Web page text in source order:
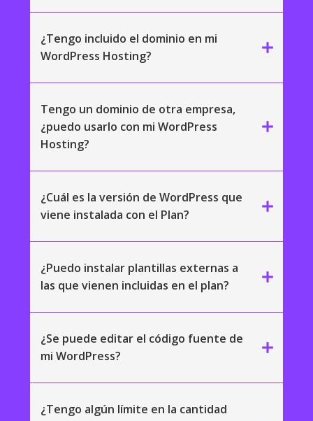
¿Tengo incluido el dominio en mi
WordPress Hosting?
add
Tengo un dominio de otra empresa,
¿puedo usarlo con mi WordPress
Hosting?
add
¿Cuál es la versión de WordPress que
viene instalada con el Plan?
add
¿Puedo instalar plantillas externas a
las que vienen incluidas en el plan?
add
¿Se puede editar el código fuente de
mi WordPress?
add
¿Tengo algún límite en la cantidad